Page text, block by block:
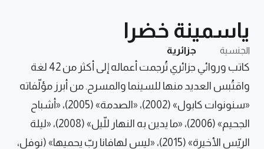
ياسمينة خضرا
الجنسية جزائرية
كاتب وروائي جزائري تُرجمت أعماله إلى أكثر من 42 لغة
واقتُبس العديد منها للسينما والمسرح. من أبرز مؤلّفاته
«سنونوات كابول» (2002)، «الصدمة» (2005)، «أشباح
الجحيم» (2006)، «ما يدين به النهار للّيل» (2008)، «ليلة
الريّس الأخيرة» (2015)، «ليس لهافانا ربّ يحميها» (نوفل،